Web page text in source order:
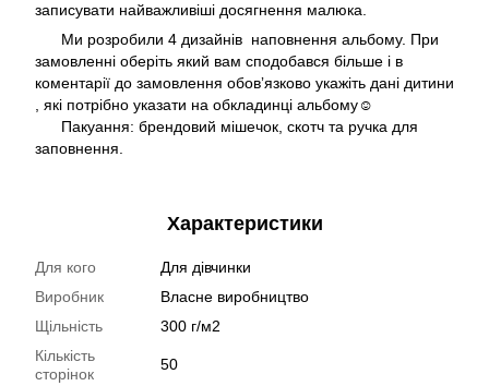
записувати найважливіші досягнення малюка.
Ми розробили 4 дизайнів наповнення альбому. При
замовленні оберіть який вам сподобався більше і в
коментарії до замовлення обовʼязково укажіть дані дитини
, які потрібно указати на обкладинці альбому☺️
Пакуання: брендовий мішечок, скотч та ручка для
заповнення.
Характеристики
Для кого
Для дівчинки
Виробник
Власне виробництво
Щільність
300 г/м2
Кількість
сторінок
50